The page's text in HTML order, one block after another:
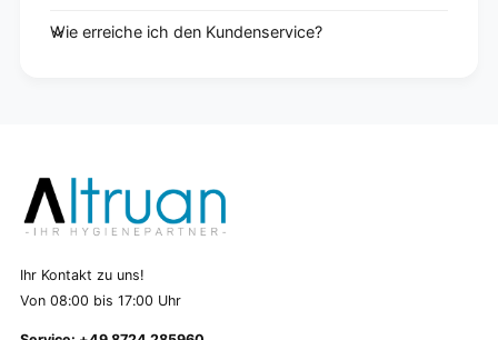
Wie erreiche ich den Kundenservice?
Ihr Kontakt zu uns!
Von 08:00 bis 17:00 Uhr